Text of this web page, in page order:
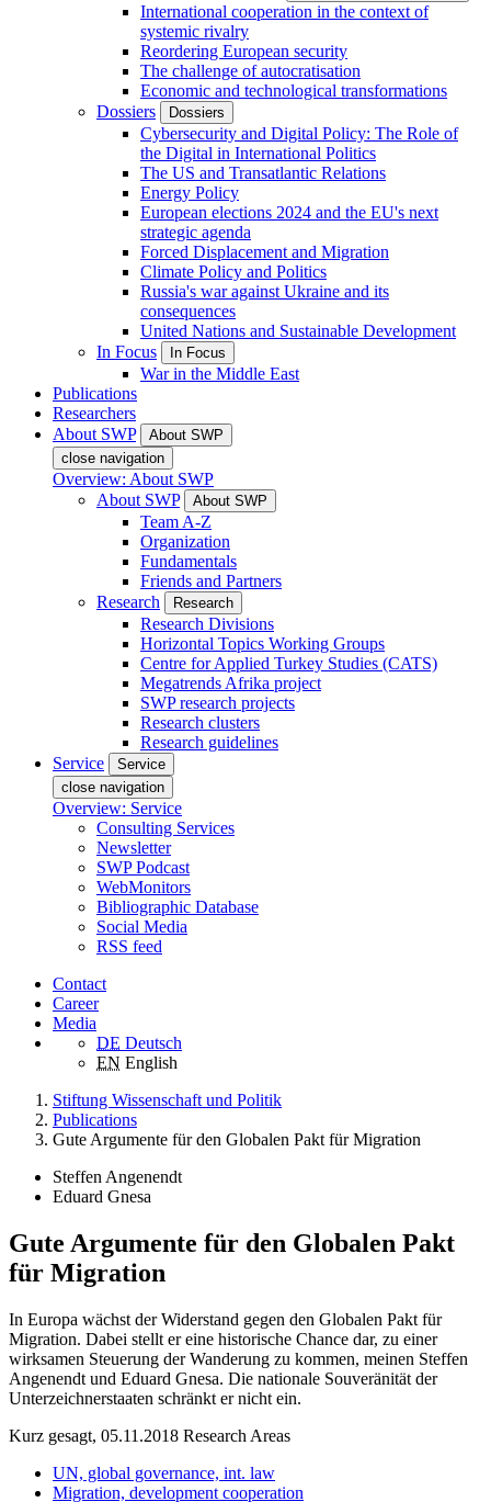
International cooperation in the context of
systemic rivalry
Reordering European security
The challenge of autocratisation
Economic and technological transformations
Dossiers
Dossiers
Cybersecurity and Digital Policy: The Role of
the Digital in International Politics
The US and Transatlantic Relations
Energy Policy
European elections 2024 and the EU's next
strategic agenda
Forced Displacement and Migration
Climate Policy and Politics
Russia's war against Ukraine and its
consequences
United Nations and Sustainable Development
In Focus
In Focus
War in the Middle East
Publications
Researchers
About SWP
About SWP
close navigation
Overview: About SWP
About SWP
About SWP
Team A-Z
Organization
Fundamentals
Friends and Partners
Research
Research
Research Divisions
Horizontal Topics Working Groups
Centre for Applied Turkey Studies (CATS)
Megatrends Afrika project
SWP research projects
Research clusters
Research guidelines
Service
Service
close navigation
Overview: Service
Consulting Services
Newsletter
SWP Podcast
WebMonitors
Bibliographic Database
Social Media
RSS feed
Contact
Career
Media
DE Deutsch
EN English
Stiftung Wissenschaft und Politik
Publications
Gute Argumente für den Globalen Pakt für Migration
Steffen Angenendt
Eduard Gnesa
Gute Argumente für den Globalen Pakt
für Migration
In Europa wächst der Widerstand gegen den Globalen Pakt für
Migration. Dabei stellt er eine historische Chance dar, zu einer
wirksamen Steuerung der Wanderung zu kommen, meinen Steffen
Angenendt und Eduard Gnesa. Die nationale Souveränität der
Unterzeichnerstaaten schränkt er nicht ein.
Kurz gesagt, 05.11.2018 Research Areas
UN, global governance, int. law
Migration, development cooperation